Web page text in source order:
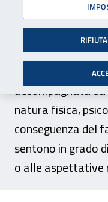
Rischio
correlato
Lo stress è una
accompagnata
natura fisica,
conseguenza del
sentono in grado
o alle aspettative